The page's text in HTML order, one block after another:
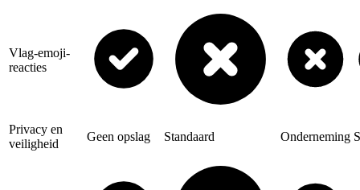
Vlag-emoji-
reacties
Privacy en
veiligheid
Geen opslag Standaard Onderneming